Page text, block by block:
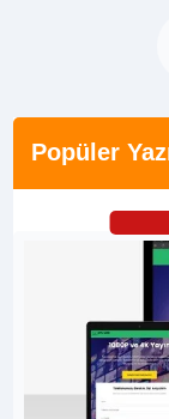
Popüler